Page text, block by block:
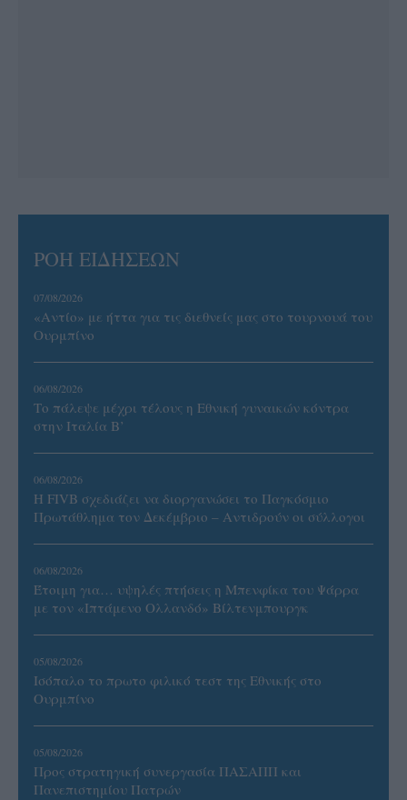
ΡΟΗ ΕΙΔΗΣΕΩΝ
07/08/2026
«Αντίο» με ήττα για τις διεθνείς μας στο τουρνουά του
Ουρμπίνο
06/08/2026
Το πάλεψε μέχρι τέλους η Εθνική γυναικών κόντρα
στην Ιταλία Β’
06/08/2026
Η FIVB σχεδιάζει να διοργανώσει το Παγκόσμιο
Πρωτάθλημα τον Δεκέμβριο – Αντιδρούν οι σύλλογοι
06/08/2026
Έτοιμη για… υψηλές πτήσεις η Μπενφίκα του Ψάρρα
με τον «Ιπτάμενο Ολλανδό» Βίλτενμπουργκ
05/08/2026
Ισόπαλο το πρωτο φιλικό τεστ της Εθνικής στο
Ουρμπίνο
05/08/2026
Προς στρατηγική συνεργασία ΠΑΣΑΠΠ και
Πανεπιστημίου Πατρών